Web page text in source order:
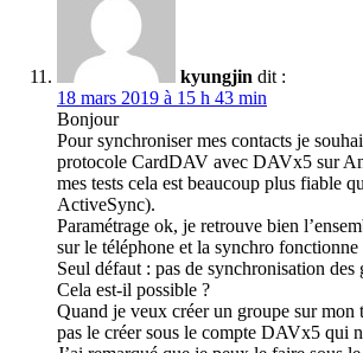
kyungjin dit :
18 mars 2019 à 15 h 43 min
Bonjour
Pour synchroniser mes contacts je
protocole CardDAV avec DAVx5 sur
mes tests cela est beaucoup plus fiable
ActiveSync).
Paramétrage ok, je retrouve bien
sur le téléphone et la synchro fonctionne
Seul défaut : pas de synchronisation des
Cela est-il possible ?
Quand je veux créer un groupe sur mon
pas le créer sous le compte DAVx5 qui